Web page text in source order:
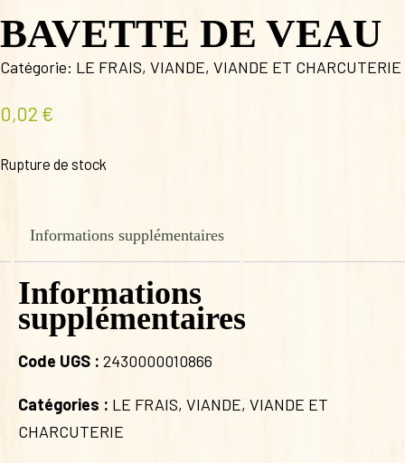
BAVETTE DE VEAU
Catégorie: LE FRAIS, VIANDE, VIANDE ET CHARCUTERIE
0,02 €
Rupture de stock
Informations supplémentaires
Informations
supplémentaires
Code UGS : 2430000010866
Catégories : LE FRAIS, VIANDE, VIANDE ET
CHARCUTERIE